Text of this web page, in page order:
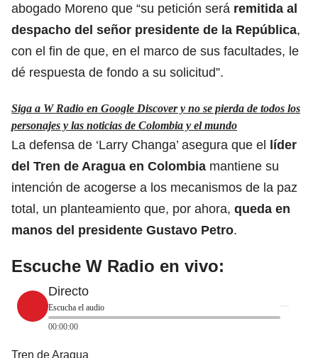
abogado Moreno que “su petición será remitida al
despacho del señor presidente de la República,
con el fin de que, en el marco de sus facultades, le
dé respuesta de fondo a su solicitud”.
Siga a W Radio en Google Discover y no se pierda de todos los
personajes y las noticias de Colombia y el mundo
La defensa de ‘Larry Changa’ asegura que el líder
del Tren de Aragua en Colombia mantiene su
intención de acogerse a los mecanismos de la paz
total, un planteamiento que, por ahora, queda en
manos del presidente Gustavo Petro.
Escuche W Radio en vivo:
Directo
Escucha el audio
00:00:00
Tren de Aragua